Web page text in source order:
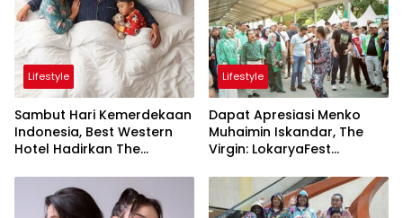
Lifestyle
Sambut Hari Kemerdekaan
Indonesia, Best Western
Hotel Hadirkan The
Hingga 45%
Lifestyle
Dapat Apresiasi Menko
Muhaimin Iskandar, The
Virgin: LokaryaFest
Pertemukan Kolaborasi